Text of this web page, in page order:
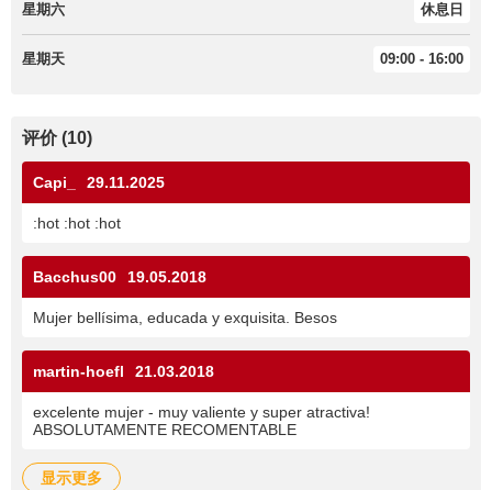
星期六 休息日
星期天 09:00 - 16:00
评价 (10)
Capi_ 29.11.2025
:hot :hot :hot
Bacchus00 19.05.2018
Mujer bellísima, educada y exquisita. Besos
martin-hoefl 21.03.2018
excelente mujer - muy valiente y super atractiva!
ABSOLUTAMENTE RECOMENTABLE
显示更多